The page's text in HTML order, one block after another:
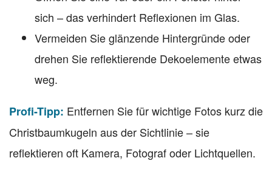
sich – das verhindert Reflexionen im Glas.
Vermeiden Sie glänzende Hintergründe oder
drehen Sie reflektierende Dekoelemente etwas
weg.
Profi-Tipp: Entfernen Sie für wichtige Fotos kurz die
Christbaumkugeln aus der Sichtlinie – sie
reflektieren oft Kamera, Fotograf oder Lichtquellen.